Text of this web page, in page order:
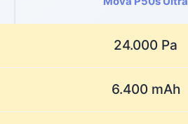
24.000 Pa
6.400 mAh